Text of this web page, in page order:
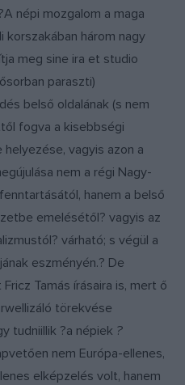
népi mozgalom a maga
korszakában három nagy
meg sine ira et studio
paraszti)
belső oldalának (s nem
fogva a kisebbségi
vagyis azon a
nem a régi Nagy-
hanem a belső
emelésétől? vagyis az
várható; s végül a
eszményén.? De
Tamás írásaira is, mert ő
törekvése
tudniillik ?a népiek ?
nem Európa-ellenes,
elképzelés volt, hanem